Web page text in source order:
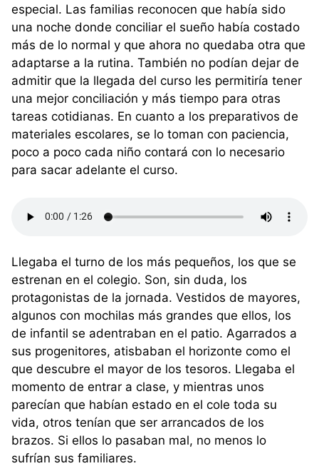
especial. Las familias reconocen que había sido
una noche donde conciliar el sueño había costado
más de lo normal y que ahora no quedaba otra que
adaptarse a la rutina. También no podían dejar de
admitir que la llegada del curso les permitiría tener
una mejor conciliación y más tiempo para otras
tareas cotidianas. En cuanto a los preparativos de
materiales escolares, se lo toman con paciencia,
poco a poco cada niño contará con lo necesario
para sacar adelante el curso.
Llegaba el turno de los más pequeños, los que se
estrenan en el colegio. Son, sin duda, los
protagonistas de la jornada. Vestidos de mayores,
algunos con mochilas más grandes que ellos, los
de infantil se adentraban en el patio. Agarrados a
sus progenitores, atisbaban el horizonte como el
que descubre el mayor de los tesoros. Llegaba el
momento de entrar a clase, y mientras unos
parecían que habían estado en el cole toda su
vida, otros tenían que ser arrancados de los
brazos. Si ellos lo pasaban mal, no menos lo
sufrían sus familiares.